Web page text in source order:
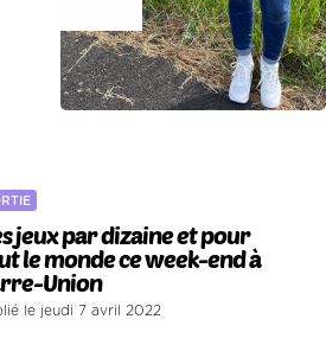
jeux par dizaine et pour
le monde ce week-end à
Union
le jeudi 7 avril 2022